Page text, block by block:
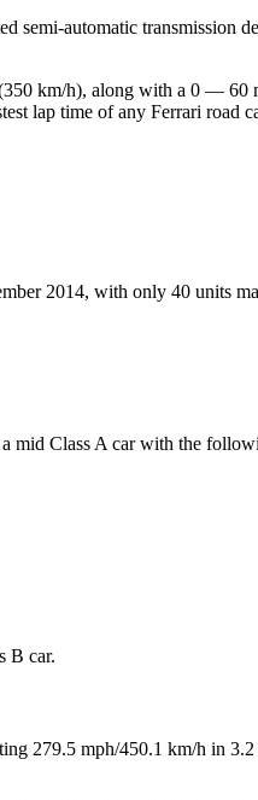
semi-automatic
(350 km/h), along with a 0
lap time of any Ferrari road
2014, with only 40 units
mid Class A car with the
B car.
279.5 mph/450.1 km/h in